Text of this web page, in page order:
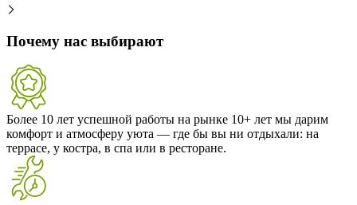
Почему нас выбирают
Более 10 лет успешной работы на рынке 10+ лет мы дарим
комфорт и атмосферу уюта — где бы вы ни отдыхали: на
террасе, у костра, в спа или в ресторане.